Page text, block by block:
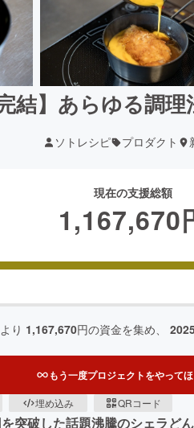
結】あらゆる調
ソトレシピ プロダクト
現在の支援総額
1,167,670
り 1,167,670円の資金を集め、
もう一度プロジェクトをやって
埋め込み QRコード
突破した話題沸騰のシェラ